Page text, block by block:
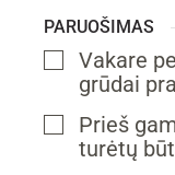
PARUOŠIMAS
▢
Vakare
grūdai
▢
Prieš
turėtų